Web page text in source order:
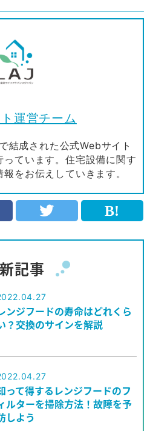
運営チーム
結成された公式Webサイト
ています。住宅設備に関す
をお伝えしていきます。
記事
ンジフードの寿命はどれくら
？交換のサインを解説
って得するレンジフードのフ
ルターを掃除方法！故障を予
しよう